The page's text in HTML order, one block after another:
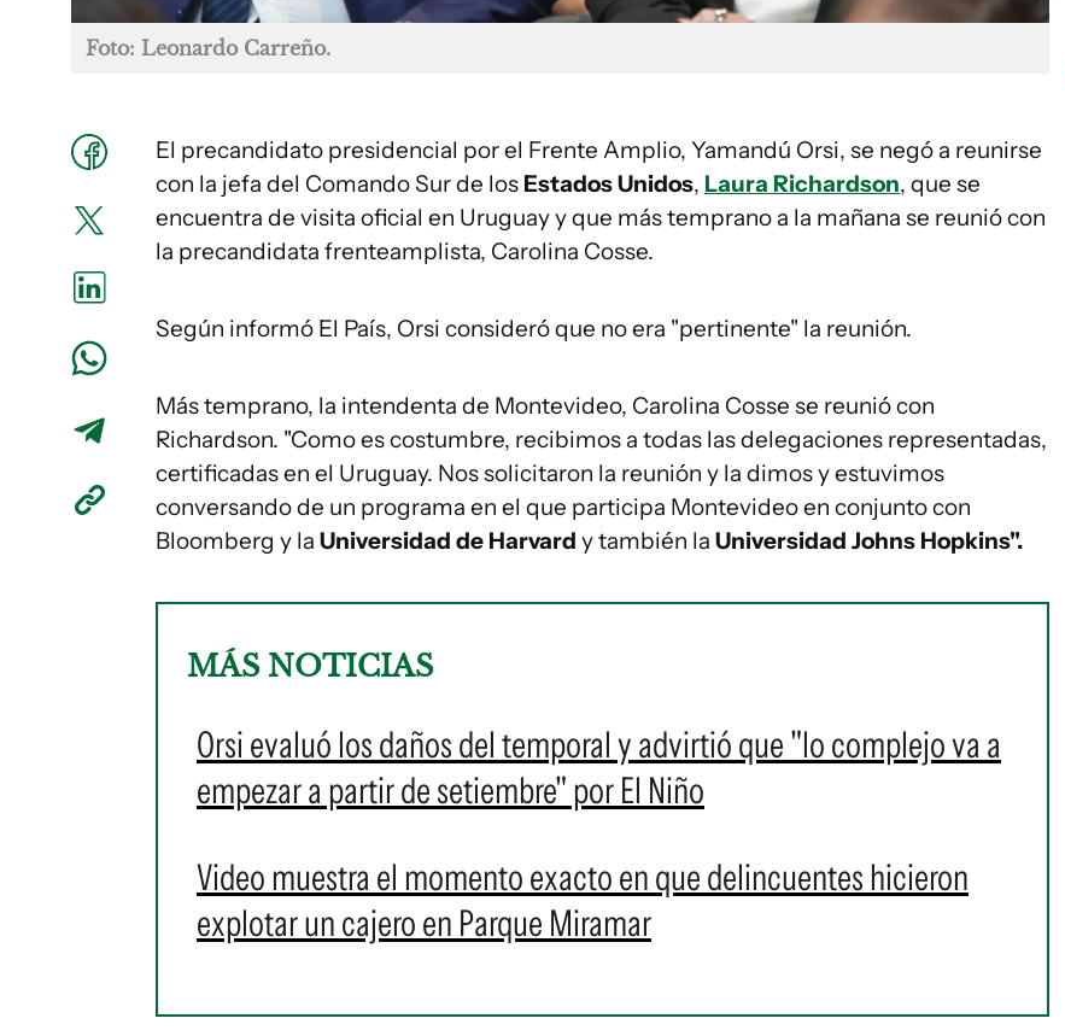
Foto: Leonardo Carreño.
El precandidato presidencial por el Frente Amplio, Yamandú Orsi, se negó a reunirse
con la jefa del Comando Sur de los Estados Unidos, Laura Richardson, que se
encuentra de visita oficial en Uruguay y que más temprano a la mañana se reunió con
la precandidata frenteamplista, Carolina Cosse.
Según informó El País, Orsi consideró que no era "pertinente" la reunión.
Más temprano, la intendenta de Montevideo, Carolina Cosse se reunió con
Richardson. "Como es costumbre, recibimos a todas las delegaciones representadas,
certificadas en el Uruguay. Nos solicitaron la reunión y la dimos y estuvimos
conversando de un programa en el que participa Montevideo en conjunto con
Bloomberg y la Universidad de Harvard y también la Universidad Johns Hopkins".
MÁS NOTICIAS
Orsi evaluó los daños del temporal y advirtió que "lo complejo va a
empezar a partir de setiembre" por El Niño
Video muestra el momento exacto en que delincuentes hicieron
explotar un cajero en Parque Miramar